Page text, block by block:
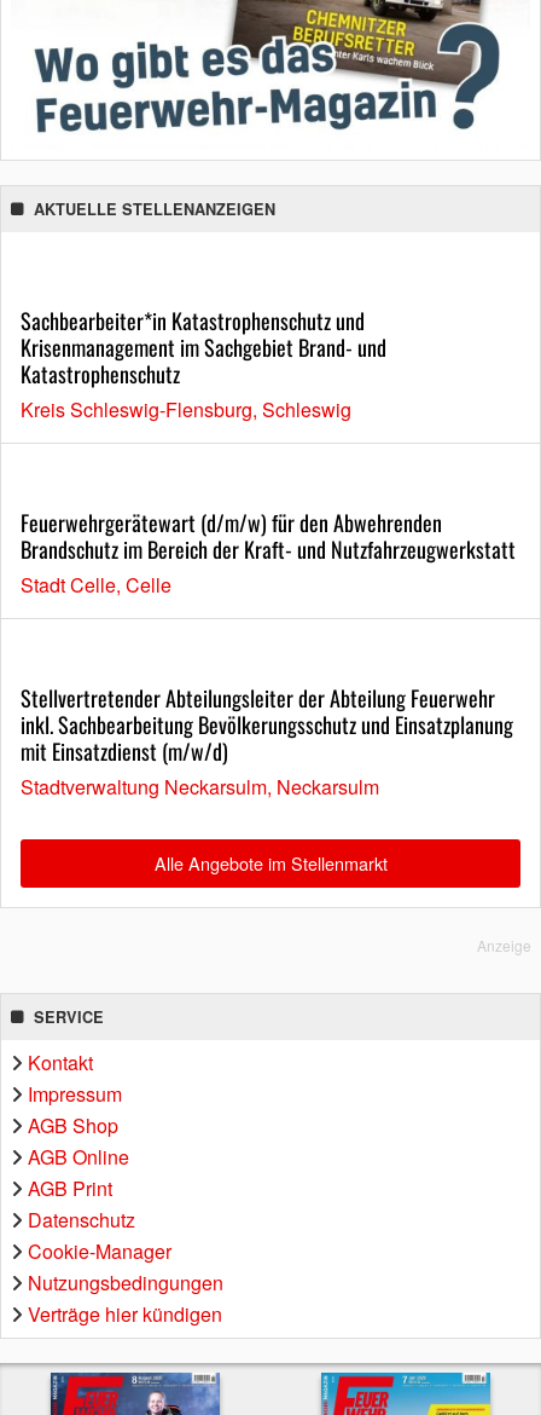
AKTUELLE STELLENANZEIGEN
Sachbearbeiter*in Katastrophenschutz und
Krisenmanagement im Sachgebiet Brand- und
Katastrophenschutz
Kreis Schleswig-Flensburg, Schleswig
Feuerwehrgerätewart (d/m/w) für den Abwehrenden
Brandschutz im Bereich der Kraft- und Nutzfahrzeugwerkstatt
Stadt Celle, Celle
Stellvertretender Abteilungsleiter der Abteilung Feuerwehr
inkl. Sachbearbeitung Bevölkerungsschutz und Einsatzplanung
mit Einsatzdienst (m/w/d)
Stadtverwaltung Neckarsulm, Neckarsulm
Alle Angebote im Stellenmarkt
Anzeige
SERVICE
Kontakt
Impressum
AGB Shop
AGB Online
AGB Print
Datenschutz
Cookie-Manager
Nutzungsbedingungen
Verträge hier kündigen